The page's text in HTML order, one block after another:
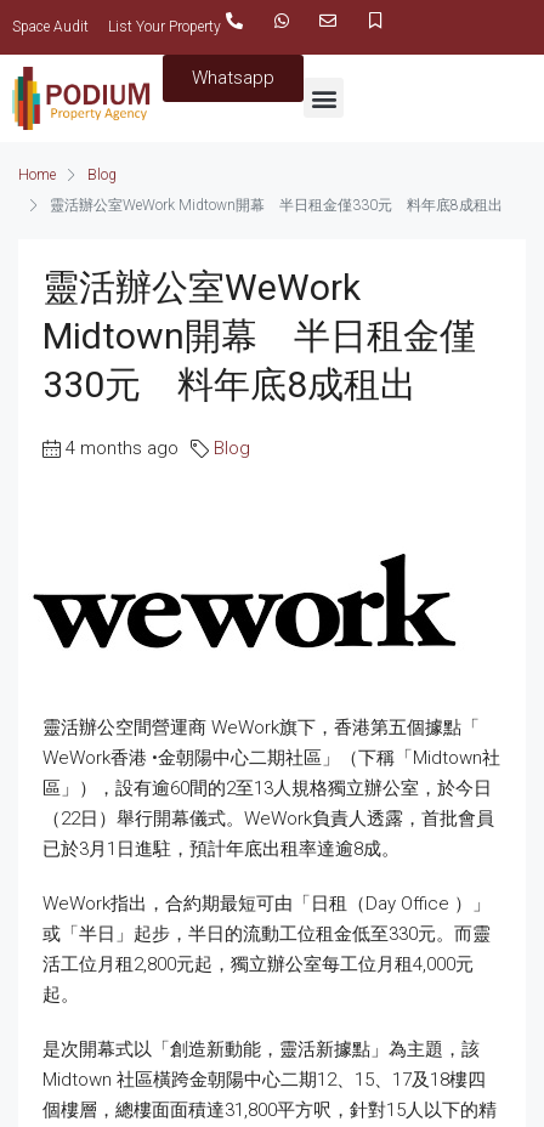
Space Audit List Your Property
Whatsapp
Home
Blog
靈活辦公室WeWork Midtown開幕 半日租金僅330元 料年底8成租出
靈活辦公室WeWork
Midtown開幕 半日租金僅
330元 料年底8成租出
4 months ago Blog
靈活辦公空間營運商 WeWork旗下，香港第五個據點「
WeWork香港 •金朝陽中心二期社區」（下稱「Midtown社
區」），設有逾60間的2至13人規格獨立辦公室，於今日
（22日）舉行開幕儀式。WeWork負責人透露，首批會員
已於3月1日進駐，預計年底出租率達逾8成。
WeWork指出，合約期最短可由「日租（Day Office ）」
或「半日」起步，半日的流動工位租金低至330元。而靈
活工位月租2,800元起，獨立辦公室每工位月租4,000元
起。
是次開幕式以「創造新動能，靈活新據點」為主題，該
Midtown 社區橫跨金朝陽中心二期12、15、17及18樓四
個樓層，總樓面面積達31,800平方呎，針對15人以下的精